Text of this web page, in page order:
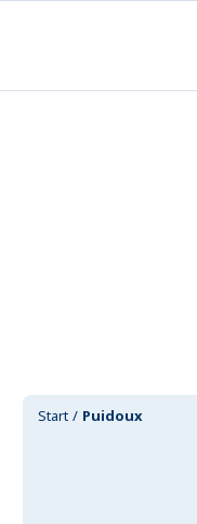
Start Puidoux